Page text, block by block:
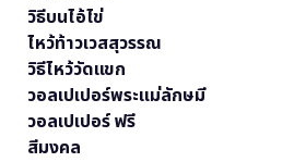
วิธีบนไอ้ไข่
ไหว้ท้าวเวสสุวรรณ
วิธีไหว้วัดแขก
วอลเปเปอร์พระแม่ลักษมี
วอลเปเปอร์ ฟรี
สีมงคล